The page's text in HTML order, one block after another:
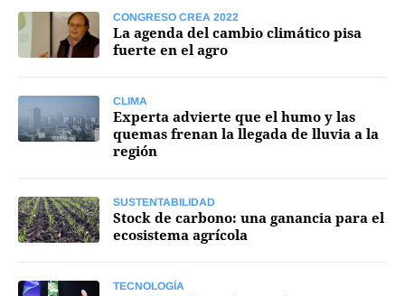
CONGRESO CREA 2022
La agenda del cambio climático pisa
fuerte en el agro
CLIMA
Experta advierte que el humo y las
quemas frenan la llegada de lluvia a la
región
SUSTENTABILIDAD
Stock de carbono: una ganancia para el
ecosistema agrícola
TECNOLOGÍA